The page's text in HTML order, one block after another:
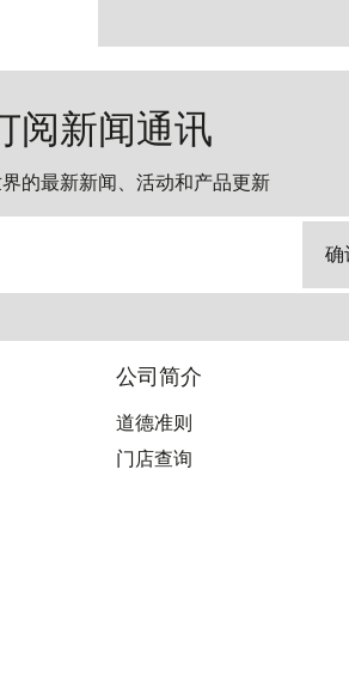
阅新闻通讯
界的最新新闻、活动和产品更新
确
公司简介
道德准则
门店查询